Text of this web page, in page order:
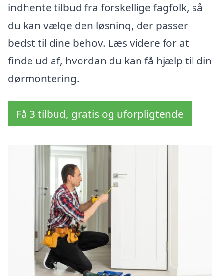
indhente tilbud fra forskellige fagfolk, så
du kan vælge den løsning, der passer
bedst til dine behov. Læs videre for at
finde ud af, hvordan du kan få hjælp til din
dørmontering.
Få 3 tilbud, gratis og uforpligtende